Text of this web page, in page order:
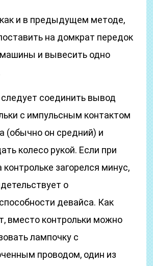
и в предыдущем методе,
на домкрат передок
машины и вывесить одно
соединить вывод
с импульсным контактом
(обычно он средний) и
колесо рукой. Если при
контрольке загорелся минус,
о
девайса. Как
вместо контрольки можно
лампочку с
проводом, один из